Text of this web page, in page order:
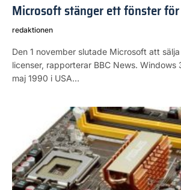
Microsoft stänger ett fönster
redaktionen
Den 1 november slutade Microsoft att
licenser, rapporterar BBC News.
maj 1990 i USA…